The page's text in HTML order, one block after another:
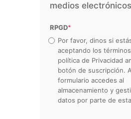
medios
RPGD*
Por favor, dinos si
aceptando los
política de Privacidad
botón de suscripción.
formulario accedes al
almacenamiento y
datos por parte de